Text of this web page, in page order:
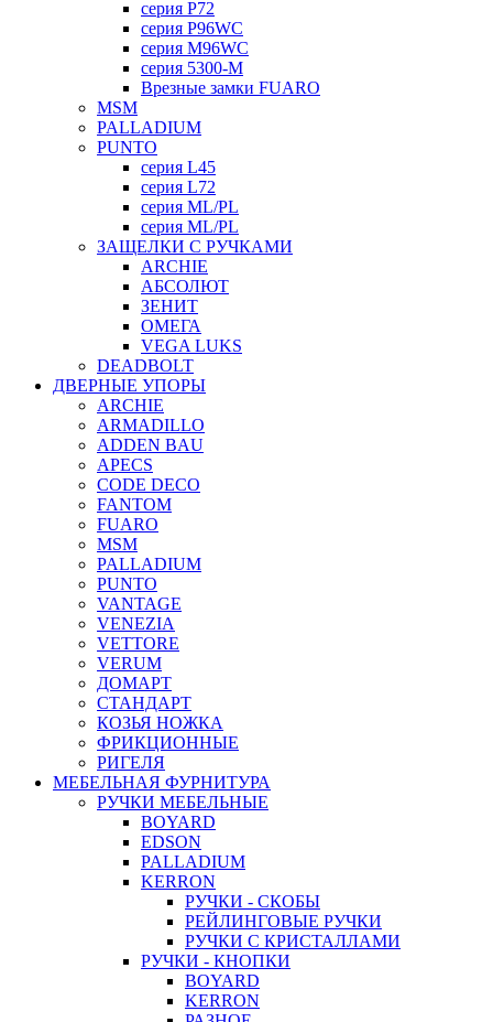
серия P72
серия P96WC
серия M96WC
серия 5300-M
Врезные замки FUARO
MSM
PALLADIUM
PUNTO
серия L45
серия L72
серия ML/PL
серия ML/PL
ЗАЩЕЛКИ С РУЧКАМИ
ARCHIE
АБСОЛЮТ
ЗЕНИТ
ОМЕГА
VEGA LUKS
DEADBOLT
ДВЕРНЫЕ УПОРЫ
ARCHIE
ARMADILLO
ADDEN BAU
APECS
CODE DECO
FANTOM
FUARO
MSM
PALLADIUM
PUNTO
VANTAGE
VENEZIA
VETTORE
VERUM
ДОМАРТ
СТАНДАРТ
КОЗЬЯ НОЖКА
ФРИКЦИОННЫЕ
РИГЕЛЯ
МЕБЕЛЬНАЯ ФУРНИТУРА
РУЧКИ МЕБЕЛЬНЫЕ
BOYARD
EDSON
PALLADIUM
KERRON
РУЧКИ - СКОБЫ
РЕЙЛИНГОВЫЕ РУЧКИ
РУЧКИ С КРИСТАЛЛАМИ
РУЧКИ - КНОПКИ
BOYARD
KERRON